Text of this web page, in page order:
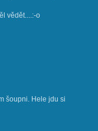
vědět....:-o
šoupni. Hele jdu si